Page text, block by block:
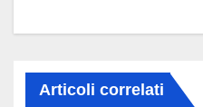
Articoli correlati